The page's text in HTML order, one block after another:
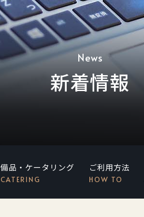
News
新着情報
備品・ケータリング
CATERING
ご利用方法
HOW TO